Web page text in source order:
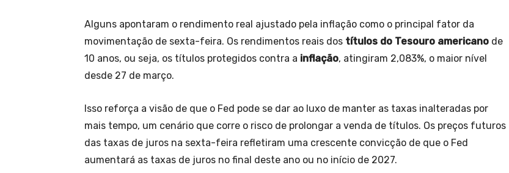
Alguns apontaram o rendimento real ajustado pela inflação como o principal fator da
movimentação de sexta-feira. Os rendimentos reais dos títulos do Tesouro americano de
10 anos, ou seja, os títulos protegidos contra a inflação, atingiram 2,083%, o maior nível
desde 27 de março.
Isso reforça a visão de que o Fed pode se dar ao luxo de manter as taxas inalteradas por
mais tempo, um cenário que corre o risco de prolongar a venda de títulos. Os preços futuros
das taxas de juros na sexta-feira refletiram uma crescente convicção de que o Fed
aumentará as taxas de juros no final deste ano ou no início de 2027.